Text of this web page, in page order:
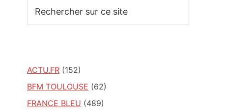
sur
ACTU.FR (152)
BFM TOULOUSE (62)
FRANCE BLEU (489)